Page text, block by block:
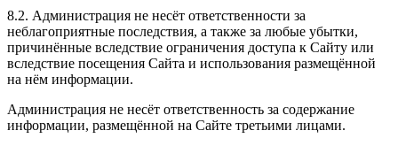
8.2. Администрация не несёт ответственности за
неблагоприятные последствия, а также за любые убытки,
причинённые вследствие ограничения доступа к Сайту или
вследствие посещения Сайта и использования размещённой
на нём информации.
Администрация не несёт ответственность за содержание
информации, размещённой на Сайте третьими лицами.